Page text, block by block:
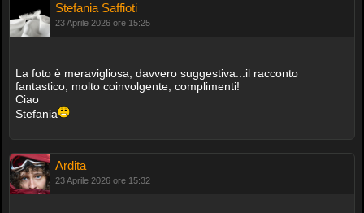
Stefania Saffioti
23 Aprile 2026 ore 15:25
La foto è meravigliosa, davvero suggestiva...il racconto
fantastico, molto coinvolgente, complimenti!
Ciao
Stefania
Ardita
23 Aprile 2026 ore 15:32